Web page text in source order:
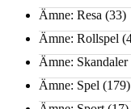
Ämne: Resa (33)
Ämne: Rollspel
Ämne: Skandaler
Ämne: Spel (179)